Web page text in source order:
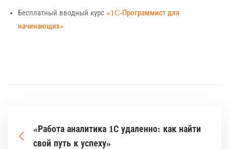
Бесплатный вводный курс «1C-Программист для
начинающих»
«Работа аналитика 1С удаленно: как найти
свой путь к успеху»